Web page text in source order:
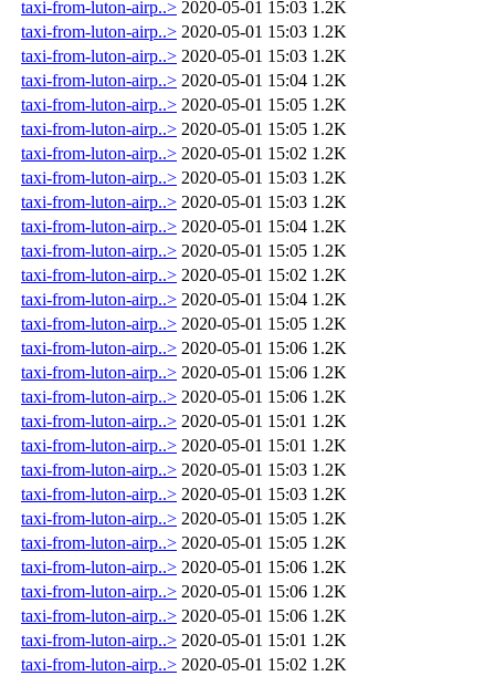
taxi-from-luton-airp..> 2020-05-01 15:03 1.2K
taxi-from-luton-airp..> 2020-05-01 15:03 1.2K
taxi-from-luton-airp..> 2020-05-01 15:03 1.2K
taxi-from-luton-airp..> 2020-05-01 15:04 1.2K
taxi-from-luton-airp..> 2020-05-01 15:05 1.2K
taxi-from-luton-airp..> 2020-05-01 15:05 1.2K
taxi-from-luton-airp..> 2020-05-01 15:02 1.2K
taxi-from-luton-airp..> 2020-05-01 15:03 1.2K
taxi-from-luton-airp..> 2020-05-01 15:03 1.2K
taxi-from-luton-airp..> 2020-05-01 15:04 1.2K
taxi-from-luton-airp..> 2020-05-01 15:05 1.2K
taxi-from-luton-airp..> 2020-05-01 15:02 1.2K
taxi-from-luton-airp..> 2020-05-01 15:04 1.2K
taxi-from-luton-airp..> 2020-05-01 15:05 1.2K
taxi-from-luton-airp..> 2020-05-01 15:06 1.2K
taxi-from-luton-airp..> 2020-05-01 15:06 1.2K
taxi-from-luton-airp..> 2020-05-01 15:06 1.2K
taxi-from-luton-airp..> 2020-05-01 15:01 1.2K
taxi-from-luton-airp..> 2020-05-01 15:01 1.2K
taxi-from-luton-airp..> 2020-05-01 15:03 1.2K
taxi-from-luton-airp..> 2020-05-01 15:03 1.2K
taxi-from-luton-airp..> 2020-05-01 15:05 1.2K
taxi-from-luton-airp..> 2020-05-01 15:05 1.2K
taxi-from-luton-airp..> 2020-05-01 15:06 1.2K
taxi-from-luton-airp..> 2020-05-01 15:06 1.2K
taxi-from-luton-airp..> 2020-05-01 15:06 1.2K
taxi-from-luton-airp..> 2020-05-01 15:01 1.2K
taxi-from-luton-airp..> 2020-05-01 15:02 1.2K